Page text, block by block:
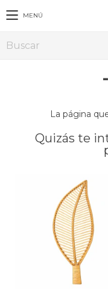
MENÚ
La página
Quizás te